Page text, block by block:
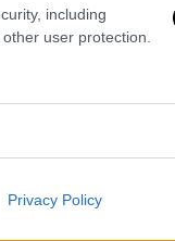
including
user protection.
Privacy Policy
τον